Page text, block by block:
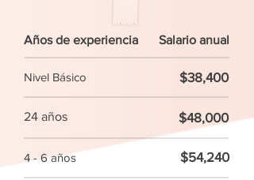
Años de experiencia Salario anual
Nivel Básico $38,400
24 años $48,000
4 - 6 años $54,240